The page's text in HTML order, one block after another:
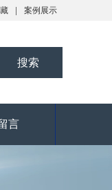
案例展示
言